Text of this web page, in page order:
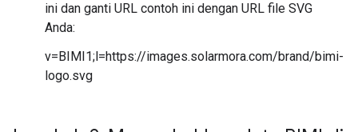
ini dan ganti URL contoh ini dengan URL file SVG
Anda:
v=BIMI1;l=https://images.solarmora.com/brand/bimi-
logo.svg